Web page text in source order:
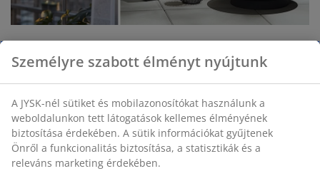
Az egyszerű szolárlámpák és gyertyák hasznosak
nyáron, de ősszel már némileg erősebb hőforrásokra
van szükség. A fűthető ülés vagy a kerti tűzrakhely
tökéletes megoldást nyújthat a hűvösödő estéken.
-28%
Személyre szabott élményt nyújtunk
A JYSK-nél sütiket és mobilazonosítókat használunk a
weboldalunkon tett látogatások kellemes élményének
biztosítása érdekében. A sütik információkat gyűjtenek
Önről a funkcionalitás biztosítása, a statisztikák és a
releváns marketing érdekében.